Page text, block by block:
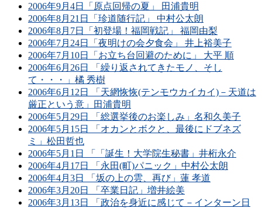
2006年9月4日「原点回帰の夏」 田浦貴明
2006年8月21日「珍道随行記」 中村公太朗
2006年8月7日「初登場！福岡戦記」 福岡由梨
2006年7月24日「夜明けの会夕食会」 井上裕美子
2006年7月10日「お立ち台回避のために」 大平 順
2006年6月26日 「繰り返されてきたモノ、そし
て・・・」橘 秀樹
2006年6月12日 「天網恢恢(テンモウカイカイ)－天道は
厳正という意」田浦貴明
2006年5月29日 「総選挙後のお楽しみ」名和久美子
2006年5月15日 「オカンとボクと、最後にドブネズ
ミ」松田哲也
2006年5月1日 「「誕生！大学院生秘書」井桁永介
2006年4月17日 「永田(町)パニック」中村公太朗
2006年4月3日 「坂の上の雲、再び」蓮 孝道
2006年3月20日 「卒業日記」増井絵美
2006年3月13日 「政治を身近に感じて－インターン日